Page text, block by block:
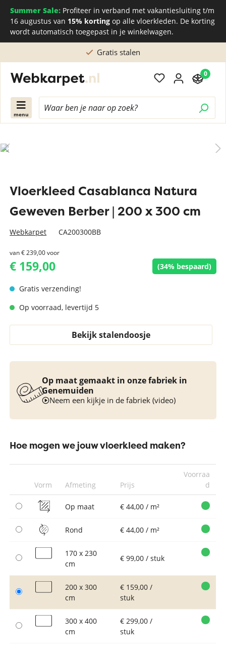
Summer Sale: Profiteer in verband met vakantiesluiting t/m
16 augustus van 15% korting op alle vloerkleden. De korting
wordt automatisch toegepast in je winkelwagen.
Gratis stalen
menu
0
Vloerkleed Casablanca Natura
Geweven Berber | 200 x 300 cm
Webkarpet CA200300BB
van€ 239,00voor
(34% bespaard)
€ 159,00
Gratis verzending!
Op voorraad, levertijd 5
Bekijk stalendoosje
Op maat gemaakt in onze fabriek in
Genemuiden
Neem een kijkje in de fabriek (video)
Hoe mogen we jouw vloerkleed maken?
Vorm Afmeting Prijs
Voorraa
d
Op maat € 44,00 / m²
Rond € 44,00 / m²
170 x 230
cm
€ 99,00 / stuk
200 x 300
cm
€ 159,00 /
stuk
300 x 400
cm
€ 299,00 /
stuk